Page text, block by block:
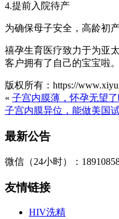
4.提前入院待产
为确保母子安全，高龄初
禧孕生育医疗致力于为亚
客户拥有了自己的宝宝啦
版权所有：https://
« 子宫内膜薄，怀孕无望
子宫内膜异位，能做美国
最新公告
微信（24小时）：
友情链接
HIV洗精